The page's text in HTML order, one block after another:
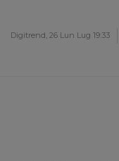
Digitrend, 26 Lun Lug 19:33